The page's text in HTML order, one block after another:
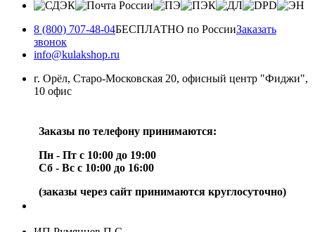
8 (800) 707-48-04БЕСПЛАТНО по РоссииЗаказать
звонок
info@kulakshop.ru
г. Орёл, Старо-Московская 20, офисный центр "Фиджи",
10 офис
Заказы по телефону принимаются:
Пн - Пт с 10:00 до 19:00
Сб - Вс с 10:00 до 16:00
(заказы через сайт принимаются круглосуточно)